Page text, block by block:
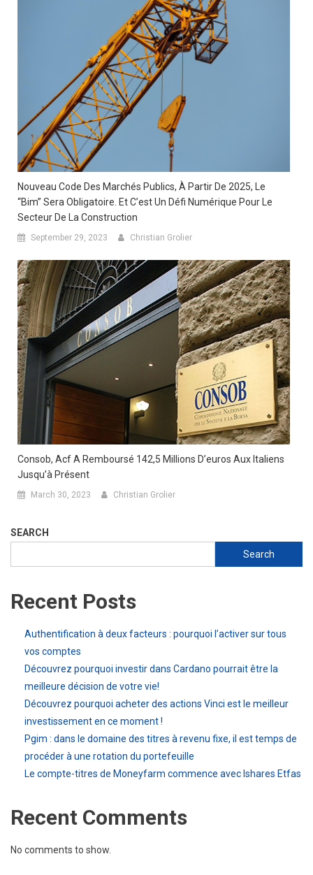
Nouveau Code Des Marchés Publics, À Partir De 2025, Le
“Bim” Sera Obligatoire. Et C’est Un Défi Numérique Pour Le
Secteur De La Construction
September 29, 2023 Christian Grolier
Consob, Acf A Remboursé 142,5 Millions D’euros Aux Italiens
Jusqu’à Présent
March 30, 2023 Christian Grolier
SEARCH
Search
Recent Posts
Authentification à deux facteurs : pourquoi l’activer sur tous
vos comptes
Découvrez pourquoi investir dans Cardano pourrait être la
meilleure décision de votre vie!
Découvrez pourquoi acheter des actions Vinci est le meilleur
investissement en ce moment !
Pgim : dans le domaine des titres à revenu fixe, il est temps de
procéder à une rotation du portefeuille
Le compte-titres de Moneyfarm commence avec Ishares Etfas
Recent Comments
No comments to show.